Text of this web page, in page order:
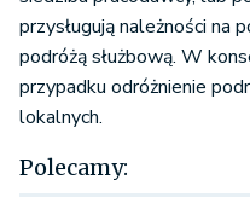
przysługują należności na
podróżą służbową. W
przypadku odróżnienie
lokalnych.
Polecamy: